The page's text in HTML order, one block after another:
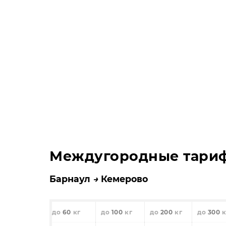
Междугородные
Барнаул Кемерово
60 100 200 300